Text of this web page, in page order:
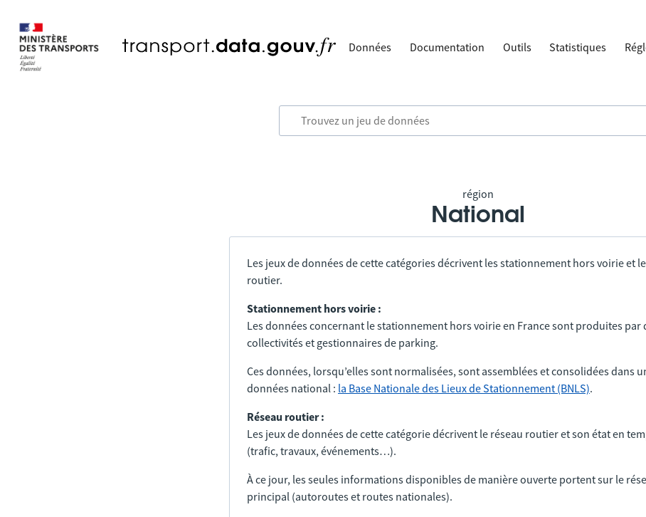
Données Documentation Outils Statistiques
région
National
Les jeux de données de cette catégories décrivent les stationnement hors voirie et
routier.
Stationnement hors voirie :
Les données concernant le stationnement hors voirie en France sont produites par
collectivités et gestionnaires de parking.
Ces données, lorsqu’elles sont normalisées, sont assemblées et consolidées dans
données national : la Base Nationale des Lieux de Stationnement (BNLS).
Réseau routier :
Les jeux de données de cette catégorie décrivent le réseau routier et son état en
(trafic, travaux, événements…).
À ce jour, les seules informations disponibles de manière ouverte portent sur le
principal (autoroutes et routes nationales).